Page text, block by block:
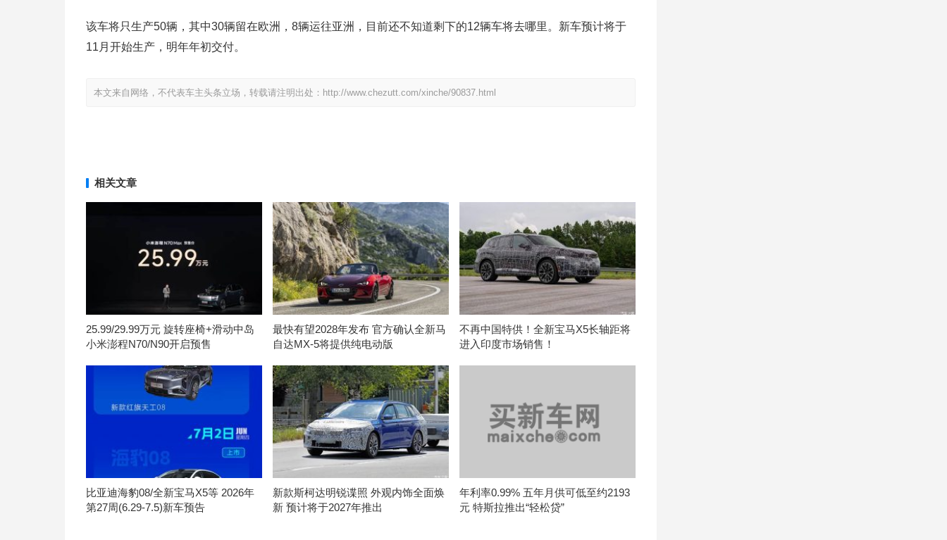
该车将只生产50辆，其中30辆留在欧洲，8辆运往亚洲，目前还不知道剩下的12辆车将去哪里。新车预计将于
11月开始生产，明年年初交付。
本文来自网络，不代表车主头条立场，转载请注明出处：http://www.chezutt.com/xinche/90837.html
相关文章
25.99/29.99万元 旋转座椅+滑动中岛
小米澎程N70/N90开启预售
最快有望2028年发布 官方确认全新马
自达MX-5将提供纯电动版
不再中国特供！全新宝马X5长轴距将
进入印度市场销售！
比亚迪海豹08/全新宝马X5等 2026年
第27周(6.29-7.5)新车预告
新款斯柯达明锐谍照 外观内饰全面焕
新 预计将于2027年推出
年利率0.99% 五年月供可低至约2193
元 特斯拉推出“轻松贷”